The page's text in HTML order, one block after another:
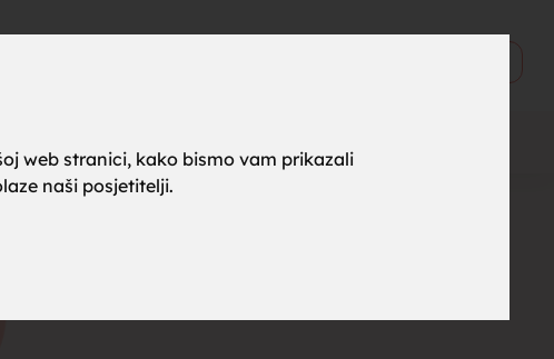
web stranici, kako bismo vam prikazali
naši posjetitelji.
za